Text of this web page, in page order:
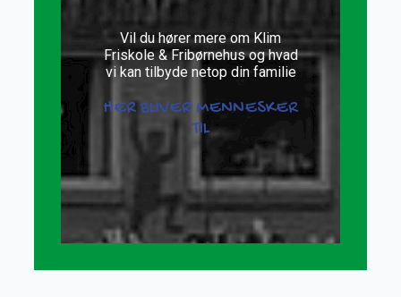
Vil du hører mere om Klim
Friskole & Fribørnehus og hvad
vi kan tilbyde netop din familie
HER BLIVER MENNESKER
TIL